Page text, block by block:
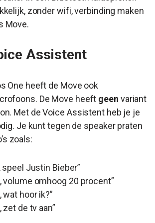
zonder wifi, verbinding maken
Move.
Assistent
One heeft de Move ook
De Move heeft geen variant
Met de Voice Assistent heb je je
Je kunt tegen de speaker praten
zoals:
speel Justin Bieber”
volume omhoog 20 procent”
wat hoor ik?”
zet de tv aan”